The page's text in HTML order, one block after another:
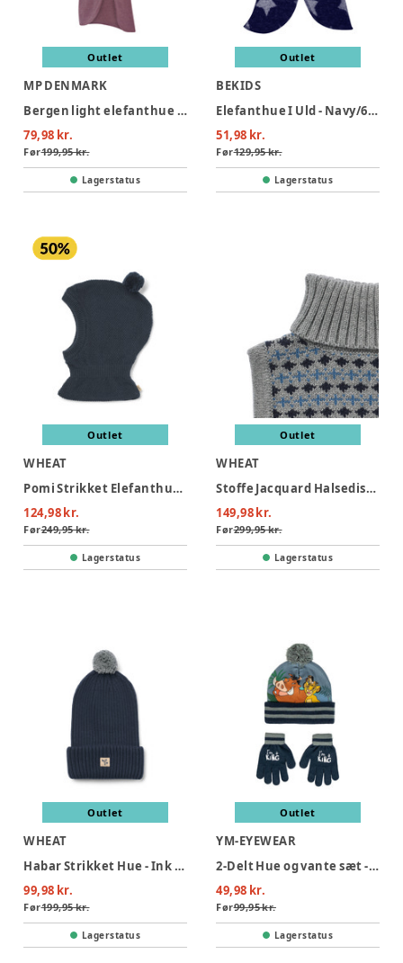
Outlet
MP DENMARK
Bergen light elefanthue - 4201
79,98 kr.
Før199,95 kr.
Lagerstatus
Outlet
BEKIDS
Elefanthue I Uld - Navy/6944
51,98 kr.
Før129,95 kr.
Lagerstatus
Outlet
WHEAT
Pomi Strikket Elefanthue - Ink melange
124,98 kr.
Før249,95 kr.
Lagerstatus
Outlet
WHEAT
Stoffe Jacquard Halsedisse - Grey melange Value
149,98 kr.
Før299,95 kr.
Lagerstatus
Outlet
WHEAT
Habar Strikket Hue - Ink melange
99,98 kr.
Før199,95 kr.
Lagerstatus
Outlet
YM-EYEWEAR
2-Delt Hue og vante sæt - Lion King - GRÅ/BLÅ
49,98 kr.
Før99,95 kr.
Lagerstatus